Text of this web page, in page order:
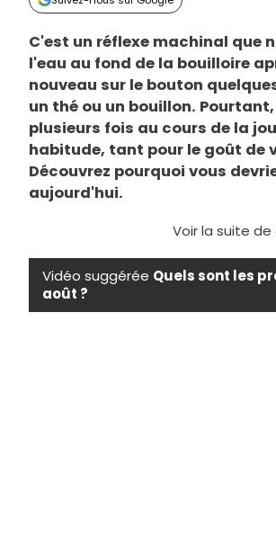
C'est un réflexe machinal que
l'eau au fond de la bouilloire
nouveau sur le bouton
un thé ou un bouillon.
plusieurs fois au cours de la
habitude, tant pour le goût de
Découvrez pourquoi vous
aujourd'hui.
Voir la suite
Vidéo suggérée Quels sont les
août ?